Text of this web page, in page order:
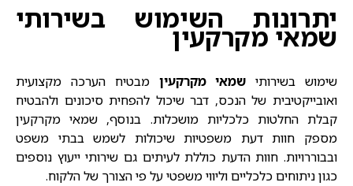
יתרונות השימוש בשירותי
שמאי מקרקעין
שימוש בשירותי שמאי מקרקעין מבטיח הערכה מקצועית
ואובייקטיבית של הנכס, דבר שיכול להפחית סיכונים ולהבטיח
קבלת החלטות כלכליות מושכלות. בנוסף, שמאי מקרקעין
מספק חוות דעת משפטיות שיכולות לשמש בבתי משפט
ובבוררויות. חוות הדעת כוללת לעיתים גם שירותי ייעוץ נוספים
כגון ניתוחים כלכליים וליווי משפטי על פי הצורך של הלקוח.